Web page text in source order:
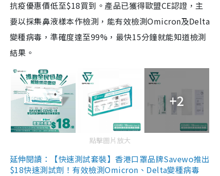
抗疫優惠價低至$18買到。產品已獲得歐盟CE認證，主
要以採集鼻液樣本作檢測，能有效檢測Omicron及Delta
變種病毒，準確度達至99%，最快15分鐘就能知道檢測
結果。
+2
點擊圖片放大
延伸閱讀：【快速測試套裝】香港口罩品牌Savewo推出
$18快速測試劑！有效檢測Omicron、Delta變種病毒